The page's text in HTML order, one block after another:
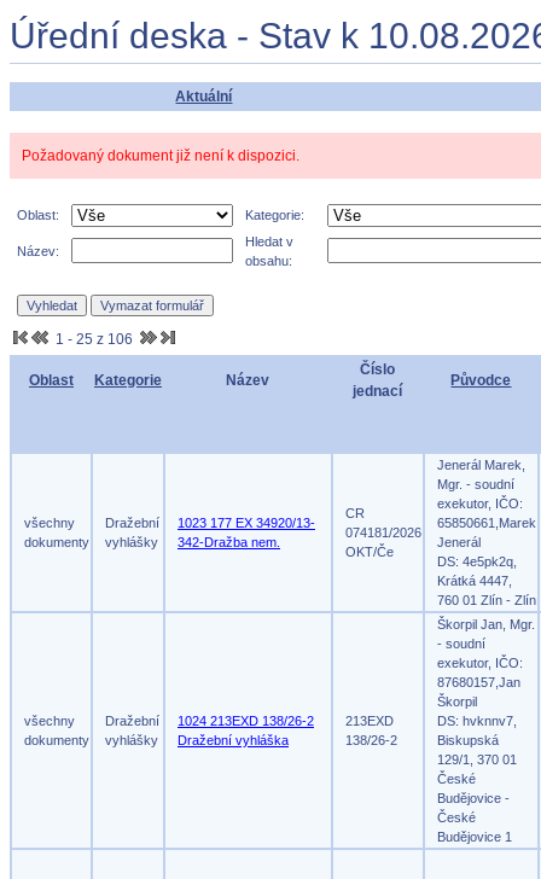
Úřední deska - Stav k
Aktuální
Požadovaný dokument již není k dispozici.
Oblast: Kategorie:
Název:
Hledat v
obsahu:
1 - 25 z 106
Oblast Kategorie Název
Číslo
jednací
Původce
všechny
dokumenty
Dražební
vyhlášky
1023 177 EX 34920/13-
342-Dražba nem.
CR
074181/2026
OKT/Če
Jenerál Marek,
Mgr. - soudní
exekutor, IČO:
65850661,Marek
Jenerál
DS: 4e5pk2q,
Krátká 4447,
760 01 Zlín - Zlín
všechny
dokumenty
Dražební
vyhlášky
1024 213EXD 138/26-2
Dražební vyhláška
213EXD
138/26-2
Škorpil Jan, Mgr.
- soudní
exekutor, IČO:
87680157,Jan
Škorpil
DS: hvknnv7,
Biskupská
129/1, 370 01
České
Budějovice -
České
Budějovice 1